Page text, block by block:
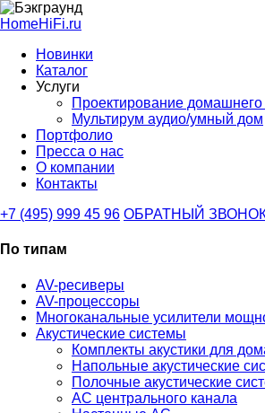
HomeHiFi.ru
Новинки
Каталог
Услуги
Проектирование домашнего
Мультирум аудио/умный дом
Портфолио
Пресса о нас
О компании
Контакты
+7 (495) 999 45 96 ОБРАТНЫЙ
По типам
AV-ресиверы
AV-процессоры
Многоканальные усилители
Акустические системы
Комплекты акустики для
Напольные акустические
Полочные акустические
АС центрального канала